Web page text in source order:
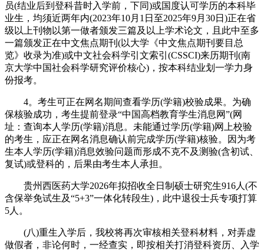
员(结业后到登科昔时入学前，下同)或国度认可学历的本科毕
业生，均须近两年内(2023年10月1日至2025年9月30日)正在省
级以上刊物以第一做者颁发三篇及以上学术论文，且此中至多
一篇颁发正在中文焦点期刊(以大学《中文焦点期刊要目总
览》收录为准)或中文社会科学引文索引(CSSCI)来历期刊(南
京大学中国社会科学研究评价核心)，按本科结业划一学力身
份报考。
4。考生可正在网名期间查看学历(学籍)校验成果。为确
保核验成功，考生提前登录“中国高档教育学生消息网”(网
址：查询本人学历(学籍)消息。未能通过学历(学籍)网上校验
的考生，应正在网名消息确认前完成学历(学籍)核验。因为考
生本人学历(学籍)消息效验问题而形成不克不及测验(含初试、
复试)或登科的，后果由考生本人承担。
贵州西医药大学2026年拟招收全日制硕士研究生916人(不
含保举免试生及“5+3”一体化转段生)，此中退役士兵专项打算
5人。
(八)重生入学后，我校将再次审核相关登科材料，对弄虚
做假者，非论何时，一经查实，即按相关打消登科资历、入学